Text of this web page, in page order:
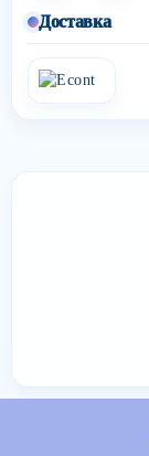
Доставка